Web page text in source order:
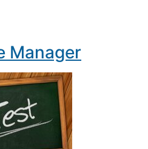
Manager